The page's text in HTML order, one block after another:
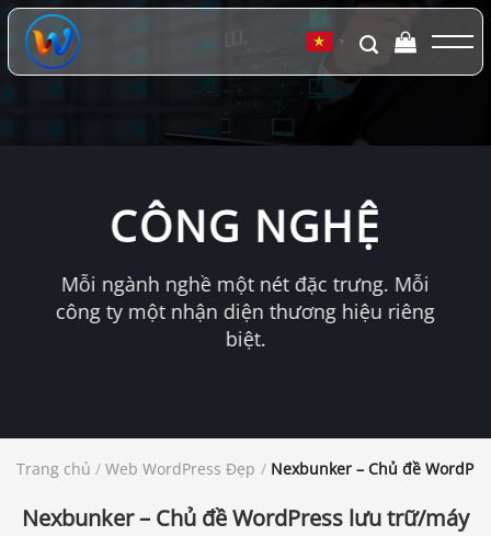
Chuyển
đến
dung
▼
CÔNG NGHỆ
Mỗi ngành nghề một nét đặc trưng. Mỗi
công ty một nhận diện thương hiệu riêng
biệt.
Trang chủ / Web WordPress Đẹp / Nexbunker – Chủ đề
Nexbunker – Chủ đề WordPress lưu trữ/máy